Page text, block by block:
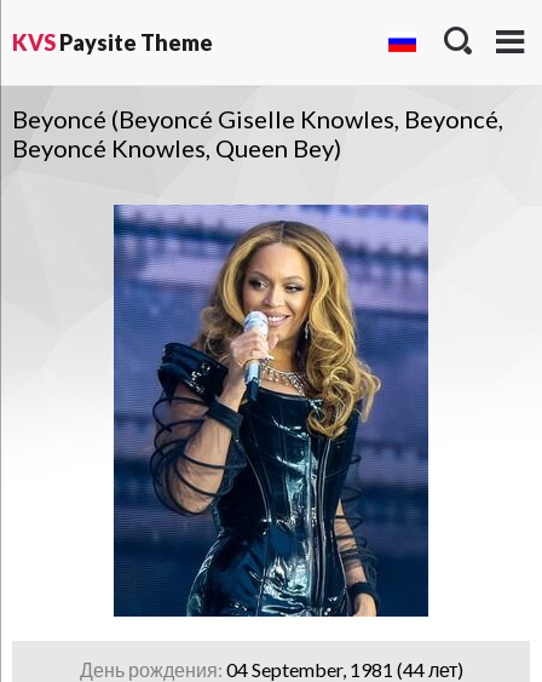
KVSPaysite Theme
Beyoncé (Beyoncé Giselle Knowles, Beyoncé,
Beyoncé Knowles, Queen Bey)
День рождения: 04 September, 1981 (44 лет)